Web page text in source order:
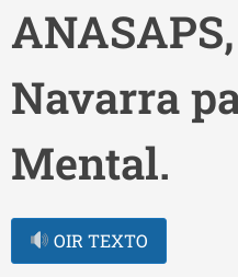
Navarra
Mental.
OIR TEXTO